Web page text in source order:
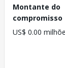
Montante do
compromisso
US$ 0.00